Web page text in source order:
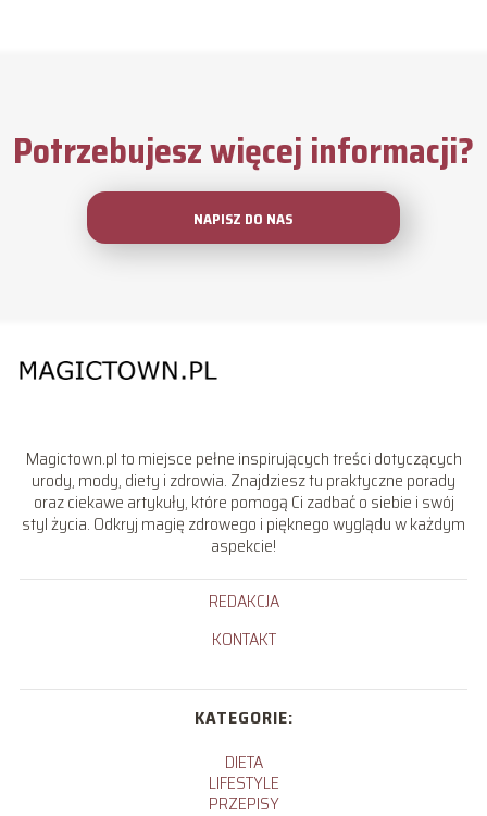
Potrzebujesz więcej informacji?
NAPISZ DO NAS
Magictown.pl to miejsce pełne inspirujących treści dotyczących
urody, mody, diety i zdrowia. Znajdziesz tu praktyczne porady
oraz ciekawe artykuły, które pomogą Ci zadbać o siebie i swój
styl życia. Odkryj magię zdrowego i pięknego wyglądu w każdym
aspekcie!
REDAKCJA
KONTAKT
KATEGORIE:
DIETA
LIFESTYLE
PRZEPISY